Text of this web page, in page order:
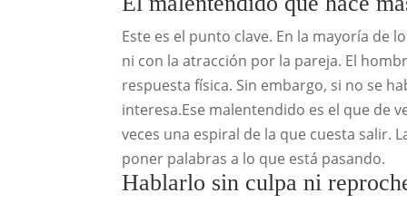
Este es el punto clave. En la mayoría de
ni con la atracción por la pareja. El
respuesta física. Sin embargo, si no se
interesa.Ese malentendido es el que de
veces una espiral de la que cuesta salir.
poner palabras a lo que está pasando.
Hablarlo sin culpa ni